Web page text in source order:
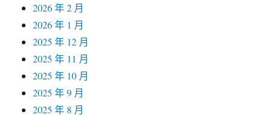
2026 年 2 月
2026 年 1 月
2025 年 12 月
2025 年 11 月
2025 年 10 月
2025 年 9 月
2025 年 8 月